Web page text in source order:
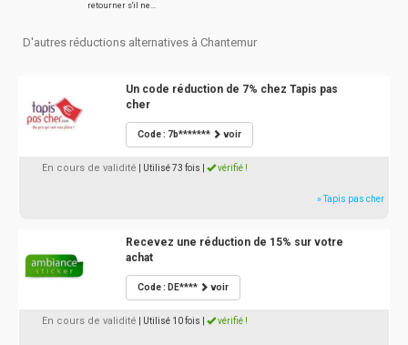
retourner s'il ne…
D'autres réductions alternatives à Chantemur
Un code réduction de 7% chez Tapis pas
cher
Code : 7b******* voir
En cours de validité | Utilisé 73 fois vérifié !
» Tapis pas cher
Recevez une réduction de 15% sur votre
achat
Code : DE**** voir
En cours de validité | Utilisé 10 fois vérifié !